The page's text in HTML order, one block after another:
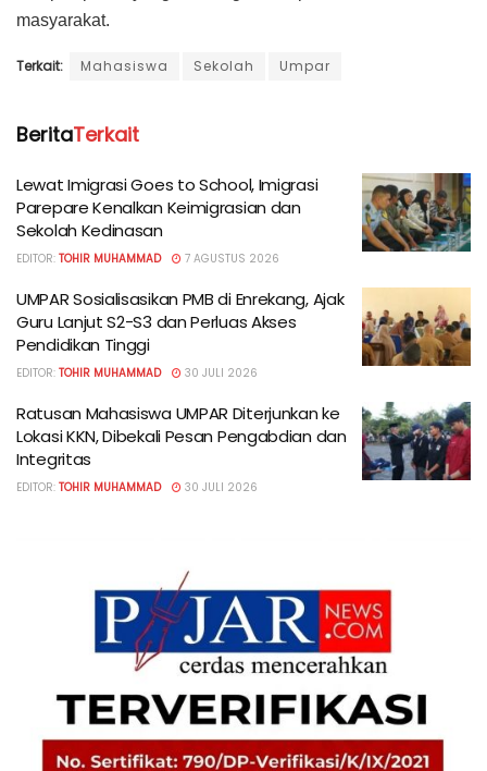
masyarakat.
Terkait: Mahasiswa Sekolah Umpar
BeritaTerkait
Lewat Imigrasi Goes to School, Imigrasi
Parepare Kenalkan Keimigrasian dan
Sekolah Kedinasan
EDITOR: TOHIR MUHAMMAD 7 AGUSTUS 2026
UMPAR Sosialisasikan PMB di Enrekang, Ajak
Guru Lanjut S2-S3 dan Perluas Akses
Pendidikan Tinggi
EDITOR: TOHIR MUHAMMAD 30 JULI 2026
Ratusan Mahasiswa UMPAR Diterjunkan ke
Lokasi KKN, Dibekali Pesan Pengabdian dan
Integritas
EDITOR: TOHIR MUHAMMAD 30 JULI 2026